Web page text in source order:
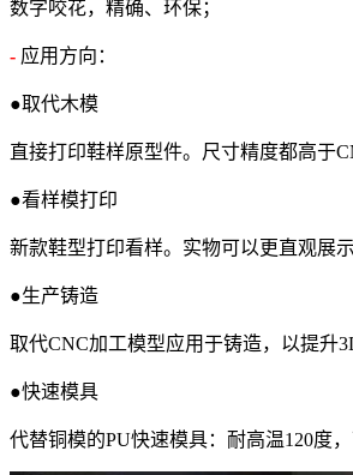
数字咬花，精确、环保；
- 应用方向：
●取代木模
直接打印鞋样原型件。尺寸精度都高于
●看样模打印
新款鞋型打印看样。实物可以更直观展
●生产铸造
取代CNC加工模型应用于铸造，以提升
●快速模具
代替铜模的PU快速模具：耐高温120度